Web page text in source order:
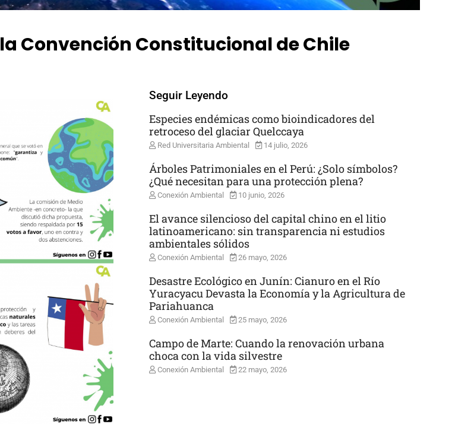
Convención Constitucional de Chile
Seguir Leyendo
Especies endémicas como bioindicadores del
retroceso del glaciar Quelccaya
Red Universitaria Ambiental 14 julio, 2026
Árboles Patrimoniales en el Perú: ¿Solo símbolos?
¿Qué necesitan para una protección plena?
Conexión Ambiental 10 junio, 2026
El avance silencioso del capital chino en el litio
latinoamericano: sin transparencia ni estudios
ambientales sólidos
Conexión Ambiental 26 mayo, 2026
Desastre Ecológico en Junín: Cianuro en el Río
Yuracyacu Devasta la Economía y la Agricultura de
Pariahuanca
Conexión Ambiental 25 mayo, 2026
Campo de Marte: Cuando la renovación urbana
choca con la vida silvestre
Conexión Ambiental 22 mayo, 2026